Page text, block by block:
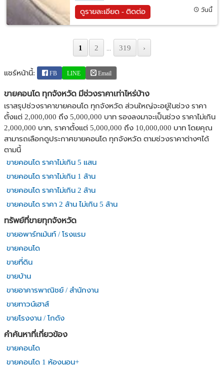
ดูรายละเอียด - ติดต่อ วันนี้
1 2 ... 319 ›
แชร์หน้านี้: FB LINE Email
ขายคอนโด ทุกจังหวัด มีช่วงราคาเท่าไหร่บ้าง
เราสรุปช่วงราคาขายคอนโด ทุกจังหวัด ส่วนใหญ่จะอยู่ในช่วง ราคา
ตั้งแต่ 2,000,000 ถึง 5,000,000 บาท รองลงมาจะเป็นช่วง ราคาไม่เกิน
2,000,000 บาท, ราคาตั้งแต่ 5,000,000 ถึง 10,000,000 บาท โดยคุณ
สามารถเลือกดูประกาศขายคอนโด ทุกจังหวัด ตามช่วงราคาต่างๆได้
ตามนี้
ขายคอนโด ราคาไม่เกิน 5 แสน
ขายคอนโด ราคาไม่เกิน 1 ล้าน
ขายคอนโด ราคาไม่เกิน 2 ล้าน
ขายคอนโด ราคา 2 ล้าน ไม่เกิน 5 ล้าน
ทรัพย์ที่ขายทุกจังหวัด
ขายอพาร์ทเม้นท์ / โรงแรม
ขายคอนโด
ขายที่ดิน
ขายบ้าน
ขายอาคารพาณิชย์ / สำนักงาน
ขายทาวน์เฮาส์
ขายโรงงาน / โกดัง
คำค้นหาที่เกี่ยวข้อง
ขายคอนโด
ขายคอนโด 1 ห้องนอน+